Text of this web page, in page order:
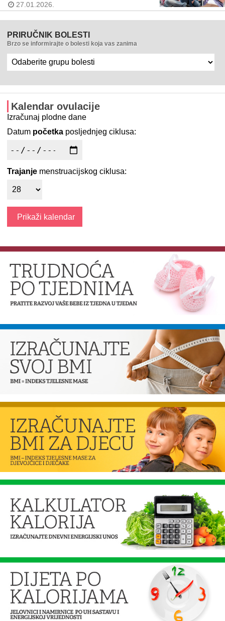
27.01.2026.
PRIRUČNIK BOLESTI
Brzo se informirajte o bolesti koja vas zanima
Kalendar ovulacije
Izračunaj plodne dane
Datum početka posljednjeg ciklusa:
Trajanje menstruacijskog ciklusa: